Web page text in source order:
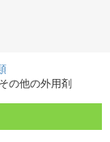
の他の外用剤